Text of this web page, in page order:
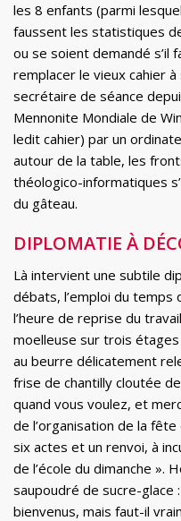
les 8 enfants (parmi
faussent les statistiques
ou se soient demandé s’il
remplacer le vieux cahier à
secrétaire de séance
Mennonite Mondiale de
ledit cahier) par un
autour de la table, les
théologico-informatiques
du gâteau.
DIPLOMATIE À
Là intervient une subtile
débats, l’emploi du temps
l’heure de reprise du
moelleuse sur trois
au beurre délicatement
frise de chantilly cloutée
quand vous voulez, et
de l’organisation de la
six actes et un renvoi, à
de l’école du dimanche ».
saupoudré de sucre-glace
bienvenus, mais faut-il